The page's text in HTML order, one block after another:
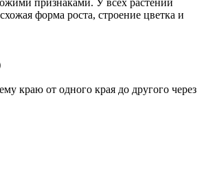
форма роста, строение цветка и
краю от одного края до другого через